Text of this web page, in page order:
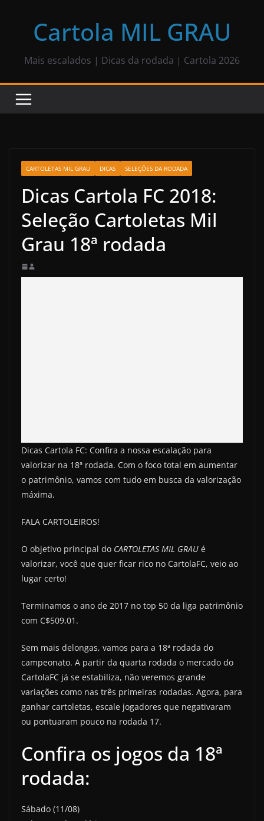
Cartola MIL GRAU
Mais escalados | Dicas da rodada | Cartola 2026
CARTOLETAS MIL GRAU DICAS SELEÇÕES DA RODADA
Dicas Cartola FC 2018:
Seleção Cartoletas Mil
Grau 18ª rodada
Dicas Cartola FC: Confira a nossa escalação para
valorizar na 18ª rodada. Com o foco total em aumentar
o patrimônio, vamos com tudo em busca da valorização
máxima.
FALA CARTOLEIROS!
O objetivo principal do CARTOLETAS MIL GRAU é
valorizar, você que quer ficar rico no CartolaFC, veio ao
lugar certo!
Terminamos o ano de 2017 no top 50 da liga patrimônio
com C$509,01.
Sem mais delongas, vamos para a 18ª rodada do
campeonato. A partir da quarta rodada o mercado do
CartolaFC já se estabiliza, não veremos grande
variações como nas três primeiras rodadas. Agora, para
ganhar cartoletas, escale jogadores que negativaram
ou pontuaram pouco na rodada 17.
Confira os jogos da 18ª
rodada:
Sábado (11/08)